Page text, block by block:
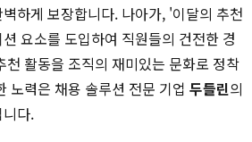
하게 보장합니다. 나아가, '이달의 추천
요소를 도입하여 직원들의 건전한 경
천 활동을 조직의 재미있는 문화로 정착
노력은 채용 솔루션 전문 기업 두들린의
다.